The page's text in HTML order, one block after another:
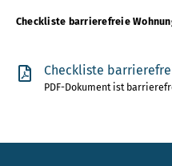
Checkliste barrierefreie
Checkliste
PDF-Dokument ist